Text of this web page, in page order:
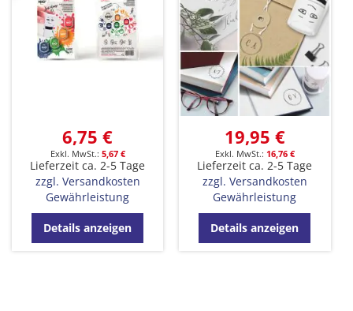
6,75 €
5,67 €
Lieferzeit ca. 2-5 Tage
zzgl. Versandkosten
Gewährleistung
Details anzeigen
19,95 €
16,76 €
Lieferzeit ca. 2-5 Tage
zzgl. Versandkosten
Gewährleistung
Details anzeigen